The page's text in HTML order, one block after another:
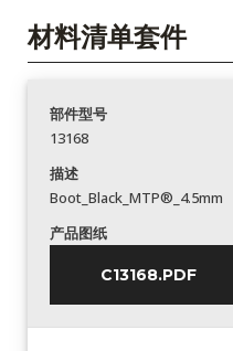
材料清单套件
部件型号
13168
描述
Boot_Black_MTP®_4.5mm
产品图纸
C13168.PDF